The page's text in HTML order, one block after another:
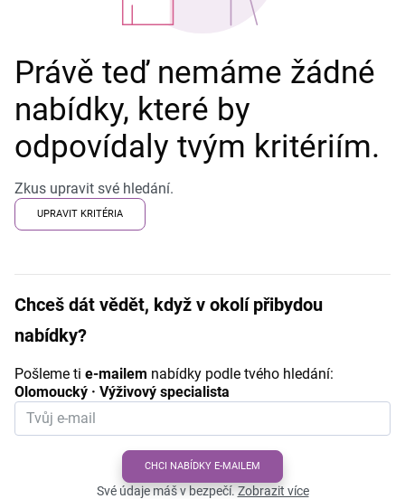
Právě teď nemáme žádné
nabídky, které by
odpovídaly tvým kritériím.
Zkus upravit své hledání.
UPRAVIT KRITÉRIA
Chceš dát vědět, když v okolí přibydou
nabídky?
Pošleme ti e-mailem nabídky podle tvého hledání:
Olomoucký · Výživový specialista
CHCI NABÍDKY E-MAILEM
Své údaje máš v bezpečí.Zobrazit více